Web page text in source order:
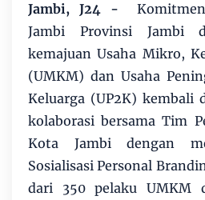
Jambi, J24 -
Jambi Provinsi Jambi
kemajuan Usaha Mikro,
(UMKM) dan Usaha
Keluarga (UP2K) kembali
kolaborasi bersama Tim
Kota Jambi dengan
Sosialisasi Personal
dari 350 pelaku UMKM